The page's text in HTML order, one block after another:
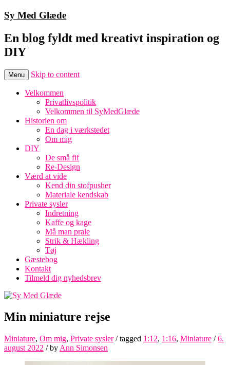
Sy Med Glæde
En blog fyldt med kreativt inspiration og
DIY
Menu Skip to content
Velkommen
Privatlivspolitik
Velkommen til SyMedGlæde
Historien om
En dag i værkstedet
Om mig
DIY
De små fif
Re-Design
Værd at vide
Kend din stofpusher
Materiale kendskab
Private sysler
Indretning
Kaffe og kage
Må man prale
Strik & Hækling
Tøj
Gæstebog
Kontakt
Tilmeld dig nyhedsbrev
Min miniature rejse
Miniature, Om mig, Private sysler/ tagged 1:12, 1:16, Miniature /6.
august 2022 /by Ann Simonsen